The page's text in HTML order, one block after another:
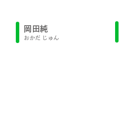
岡田純
おかだ じゅん